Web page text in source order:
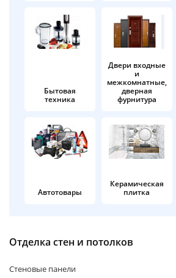
Бытовая
техника
Двери входные
и
межкомнатные,
дверная
фурнитура
Автотовары
Керамическая
плитка
Отделка стен и потолков
Стеновые панели
об оплате Плайтом
недели
Остались вопросы?
8 800 302-02-51
plait.ru